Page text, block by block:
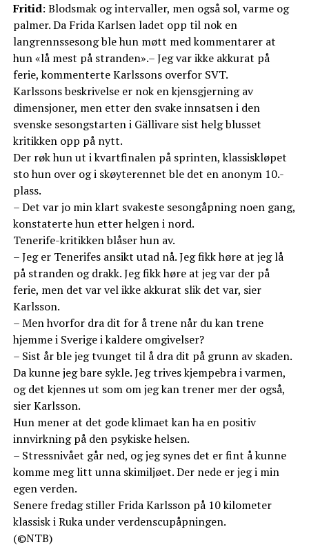
Fritid: Blodsmak og intervaller, men også sol, varme og
palmer. Da Frida Karlsen ladet opp til nok en
langrennssesong ble hun møtt med kommentarer at
hun «lå mest på stranden».– Jeg var ikke akkurat på
ferie, kommenterte Karlssons overfor SVT.
Karlssons beskrivelse er nok en kjensgjerning av
dimensjoner, men etter den svake innsatsen i den
svenske sesongstarten i Gällivare sist helg blusset
kritikken opp på nytt.
Der røk hun ut i kvartfinalen på sprinten, klassiskløpet
sto hun over og i skøyterennet ble det en anonym 10.-
plass.
– Det var jo min klart svakeste sesongåpning noen gang,
konstaterte hun etter helgen i nord.
Tenerife-kritikken blåser hun av.
– Jeg er Tenerifes ansikt utad nå. Jeg fikk høre at jeg lå
på stranden og drakk. Jeg fikk høre at jeg var der på
ferie, men det var vel ikke akkurat slik det var, sier
Karlsson.
– Men hvorfor dra dit for å trene når du kan trene
hjemme i Sverige i kaldere omgivelser?
– Sist år ble jeg tvunget til å dra dit på grunn av skaden.
Da kunne jeg bare sykle. Jeg trives kjempebra i varmen,
og det kjennes ut som om jeg kan trener mer der også,
sier Karlsson.
Hun mener at det gode klimaet kan ha en positiv
innvirkning på den psykiske helsen.
– Stressnivået går ned, og jeg synes det er fint å kunne
komme meg litt unna skimiljøet. Der nede er jeg i min
egen verden.
Senere fredag stiller Frida Karlsson på 10 kilometer
klassisk i Ruka under verdenscupåpningen.
(©NTB)